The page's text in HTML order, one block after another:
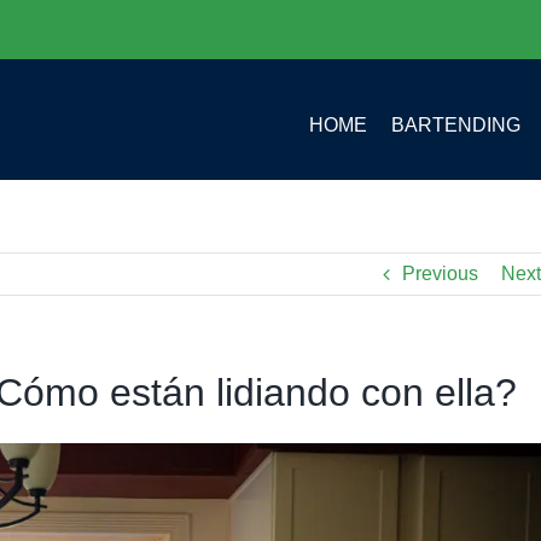
HOME BARTENDING
Previous Next
están lidiando con ella?